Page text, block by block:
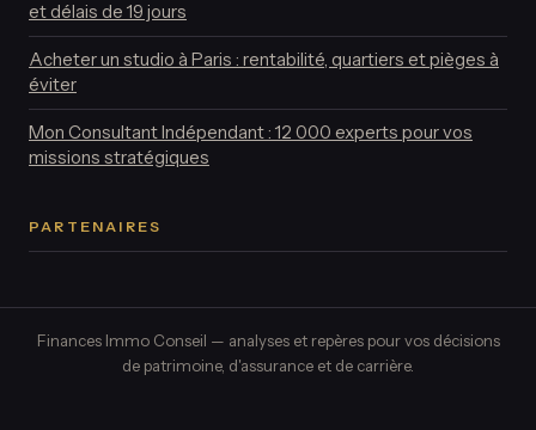
et délais de 19 jours
Acheter un studio à Paris : rentabilité, quartiers et pièges à
éviter
Mon Consultant Indépendant : 12 000 experts pour vos
missions stratégiques
PARTENAIRES
Finances Immo Conseil — analyses et repères pour vos décisions
de patrimoine, d'assurance et de carrière.